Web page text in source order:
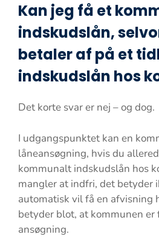
Kan jeg få et
indskudslån,
betaler af på et
indskudslån hos
Det korte svar er nej – og dog.
I udgangspunktet kan en
låneansøgning, hvis du
kommunalt indskudslån hos
mangler at indfri, det betyder
automatisk vil få en afvisning
betyder blot, at kommunen
ansøgning.